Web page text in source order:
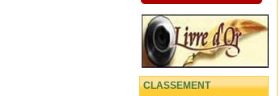
CLASSEMENT